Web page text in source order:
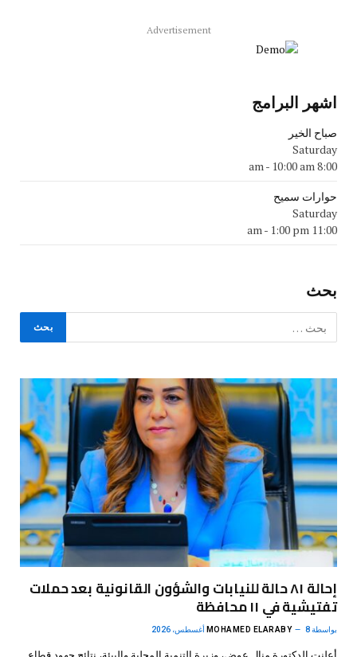
Advertisement
اشهر البرامج
صباح الخير
Saturday
8:00 am
- 10:00 am
حوارات سميح
Saturday
11:00 am
- 1:00 pm
بحث
إحالة ٨١ حالة للنيابات والشؤون القانونية بعد حملات
تفتيشية في ١١ محافظة
بواسطة MOHAMED ELARABY 8 أغسطس، 2026